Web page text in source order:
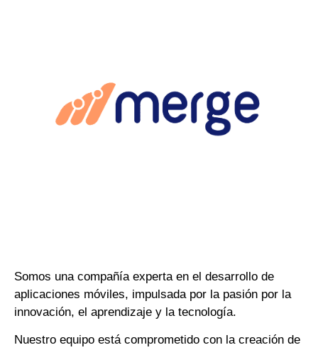
Somos una compañía experta en el desarrollo de
aplicaciones móviles, impulsada por la pasión por la
innovación, el aprendizaje y la tecnología.
Nuestro equipo está comprometido con la creación de